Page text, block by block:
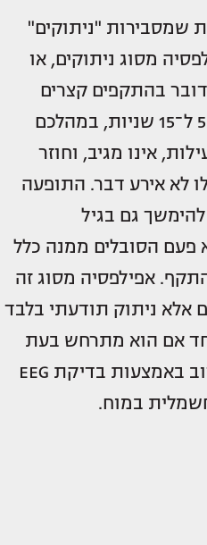
שמסבירות "ניתוקים"
מסוג ניתוקים, או
בהתקפים קצרים
מאוד, שנמשכים לרוב בין 5 ל־15 שניות, במהלכם
אינו מגיב, וחוזר
לא אירע דבר. התופעה
גם בגיל
פעם הסובלים ממנה כלל
אפילפסיה מסוג זה
אלא ניתוק תודעתי בלבד
אם הוא מתרחש בעת
נהיגה. האבחנה נעשית לרוב באמצעות בדיקת EEG
במוח.